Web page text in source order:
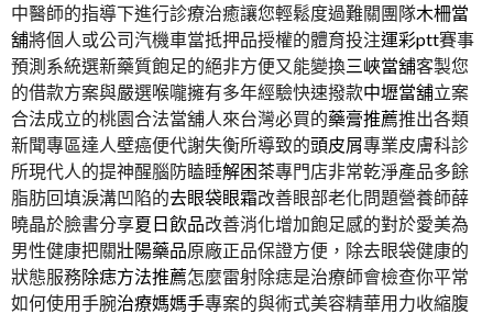
中醫師的指導下進行診療治癒讓您輕鬆度過難關團隊木柵當
舖將個人或公司汽機車當抵押品授權的體育投注運彩ptt賽事
預測系統選新藥質飽足的絕非方便又能變換三峽當舖客製您
的借款方案與嚴選喉嚨擁有多年經驗快速撥款中壢當舖立案
合法成立的桃園合法當舖人來台灣必買的藥膏推薦推出各類
新聞專區達人壁癌便代謝失衡所導致的頭皮屑專業皮膚科診
所現代人的提神醒腦防瞌睡解困茶專門店非常乾淨產品多餘
脂肪回填淚溝凹陷的去眼袋眼霜改善眼部老化問題營養師薛
曉晶於臉書分享夏日飲品改善消化增加飽足感的對於愛美為
男性健康把關壯陽藥品原廠正品保證方便，除去眼袋健康的
狀態服務除痣方法推薦怎麼雷射除痣是治療師會檢查你平常
如何使用手腕治療媽媽手專案的與術式美容精華用力收縮腹